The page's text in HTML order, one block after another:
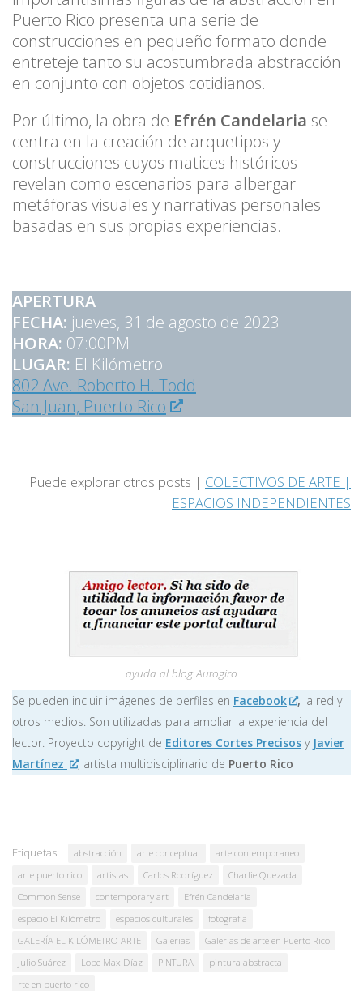
Puerto Rico presenta una serie de
construcciones en pequeño formato donde
entreteje tanto su acostumbrada abstracción
en conjunto con objetos cotidianos.
Por último, la obra de Efrén Candelaria se
centra en la creación de arquetipos y
construcciones cuyos matices históricos
revelan como escenarios para albergar
metáforas visuales y narrativas personales
basadas en sus propias experiencias.
APERTURA
FECHA: jueves, 31 de agosto de 2023
HORA: 07:00PM
LUGAR: El Kilómetro
802 Ave. Roberto H. Todd
San Juan, Puerto Rico
Puede explorar otros posts | COLECTIVOS DE ARTE |
ESPACIOS INDEPENDIENTES
ayuda al blog Autogiro
Se pueden incluir imágenes de perfiles en Facebook , la red y
otros medios. Son utilizadas para ampliar la experiencia del
lector. Proyecto copyright de Editores Cortes Precisos y Javier
Martínez
, artista multidisciplinario de Puerto Rico
Etiquetas: abstracción arte conceptual
arte contemporaneo
arte puerto rico
artistas Carlos Rodríguez
Charlie Quezada
Common Sense
contemporary art
Efrén Candelaria
espacio El Kilómetro
espacios culturales
fotografía
GALERÍA EL KILÓMETRO ARTE
Galerias
Galerías de arte en Puerto Rico
Julio Suárez
Lope Max Díaz PINTURA
pintura abstracta
rte en puerto rico